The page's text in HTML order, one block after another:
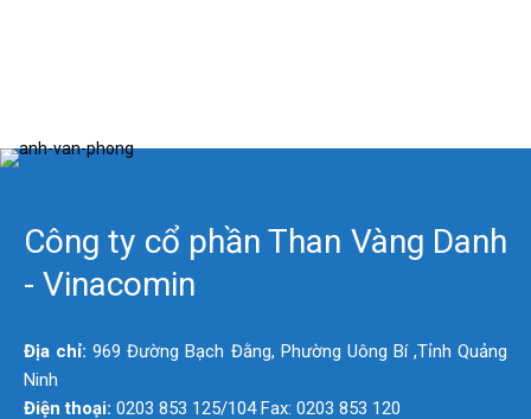
Công ty cổ phần Than Vàng Danh
- Vinacomin
Địa chỉ: 969 Đường Bạch Đằng, Phường Uông Bí ,Tỉnh Quảng
Ninh
Điện thoại: 0203 853 125/104 Fax: 0203 853 120